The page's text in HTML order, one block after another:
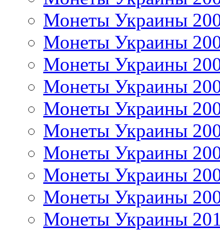
Монеты Украины
Монеты Украины
Монеты Украины
Монеты Украины
Монеты Украины
Монеты Украины
Монеты Украины
Монеты Украины
Монеты Украины
Монеты Украины